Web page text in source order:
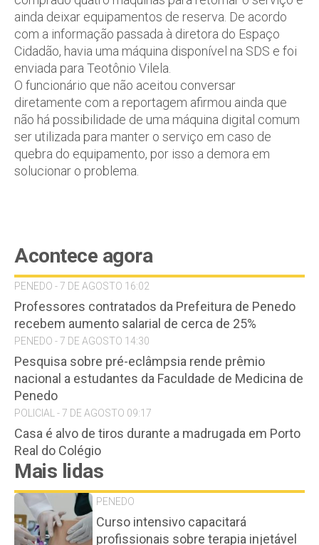
ainda deixar equipamentos de reserva. De acordo
com a informação passada à diretora do Espaço
Cidadão, havia uma máquina disponível na SDS e foi
enviada para Teotônio Vilela.
O funcionário que não aceitou conversar
diretamente com a reportagem afirmou ainda que
não há possibilidade de uma máquina digital comum
ser utilizada para manter o serviço em caso de
quebra do equipamento, por isso a demora em
solucionar o problema.
Acontece agora
PENEDO - 7 DE AGOSTO 16:02
Professores contratados da Prefeitura de Penedo
recebem aumento salarial de cerca de 25%
PENEDO - 7 DE AGOSTO 14:30
Pesquisa sobre pré-eclâmpsia rende prêmio
nacional a estudantes da Faculdade de Medicina de
Penedo
POLICIAL - 7 DE AGOSTO 09:17
Casa é alvo de tiros durante a madrugada em Porto
Real do Colégio
Mais lidas
PENEDO
Curso intensivo capacitará
profissionais sobre terapia injetável